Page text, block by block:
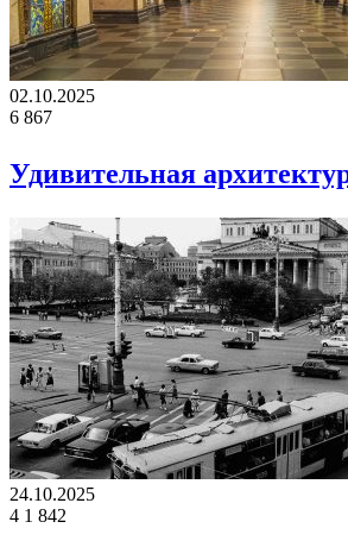
02.10.2025
6 867
Удивительная
24.10.2025
4 1 842